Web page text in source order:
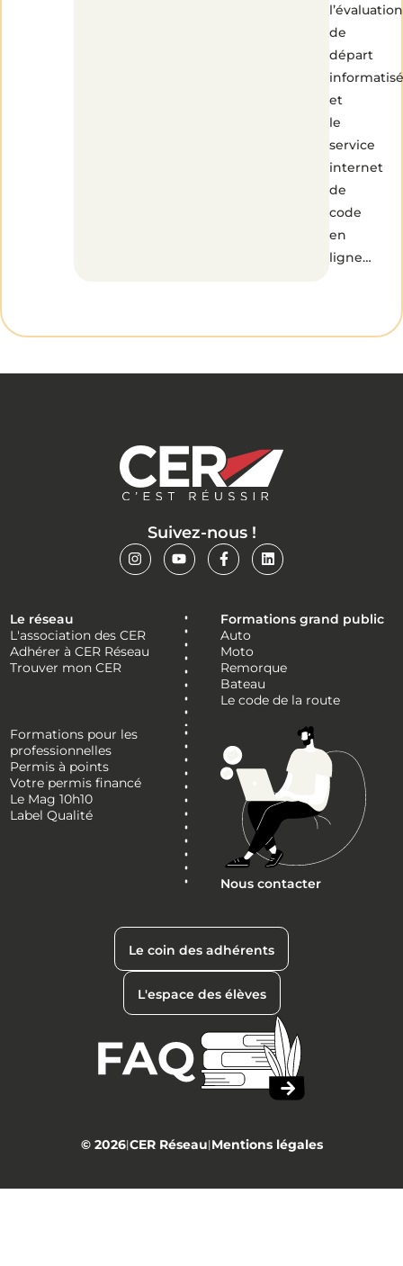
l’évaluation
de
départ
et
le
service
internet
de
code
en
ligne…
Suivez-nous !
Le réseau
L'association des CER
Adhérer à CER Réseau
Trouver mon CER
Formations grand public
Auto
Moto
Remorque
Bateau
Le code de la route
Formations pour les
professionnelles
Permis à points
Votre permis financé
Le Mag 10h10
Label Qualité
Nous contacter
Le coin des adhérents
L'espace des élèves
© 2026|CER Réseau|Mentions légales